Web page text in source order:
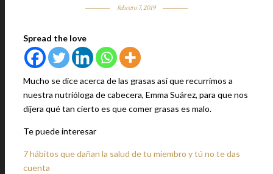
febrero 7, 2019
Spread the love
Mucho se dice acerca de las grasas así que recurrimos a
nuestra nutrióloga de cabecera, Emma Suárez, para que nos
dijera qué tan cierto es que comer grasas es malo.
Te puede interesar
7 hábitos que dañan la salud de tu miembro y tú no te das
cuenta